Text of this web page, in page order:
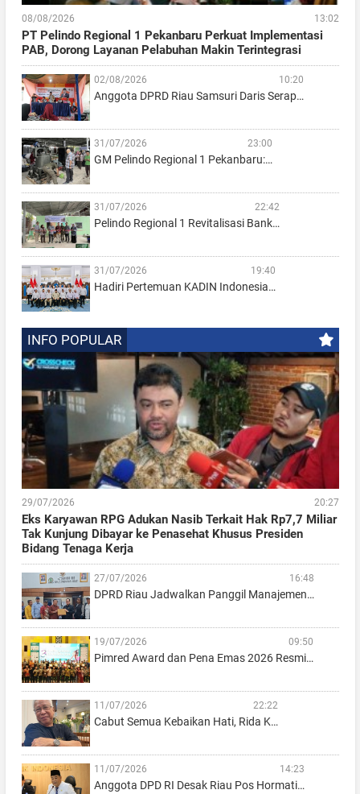
08/08/2026 13:02
PT Pelindo Regional 1 Pekanbaru Perkuat Implementasi
PAB, Dorong Layanan Pelabuhan Makin Terintegrasi
02/08/2026 10:20
Anggota DPRD Riau Samsuri Daris Serap…
31/07/2026 23:00
GM Pelindo Regional 1 Pekanbaru:…
31/07/2026 22:42
Pelindo Regional 1 Revitalisasi Bank…
31/07/2026 19:40
Hadiri Pertemuan KADIN Indonesia…
INFO POPULAR
29/07/2026 20:27
Eks Karyawan RPG Adukan Nasib Terkait Hak Rp7,7 Miliar
Tak Kunjung Dibayar ke Penasehat Khusus Presiden
Bidang Tenaga Kerja
27/07/2026 16:48
DPRD Riau Jadwalkan Panggil Manajemen…
19/07/2026 09:50
Pimred Award dan Pena Emas 2026 Resmi…
11/07/2026 22:22
Cabut Semua Kebaikan Hati, Rida K…
11/07/2026 14:23
Anggota DPD RI Desak Riau Pos Hormati…